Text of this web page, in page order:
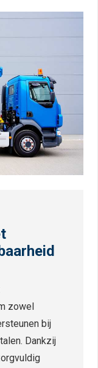
zowel
bij
Dankzij